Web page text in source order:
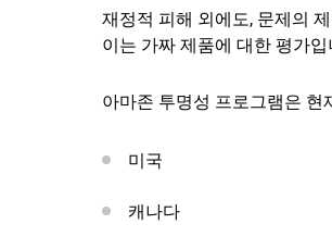
재정적 피해 외에도, 문제의
이는 가짜 제품에 대한 평가
아마존 투명성 프로그램은
미국
캐나다